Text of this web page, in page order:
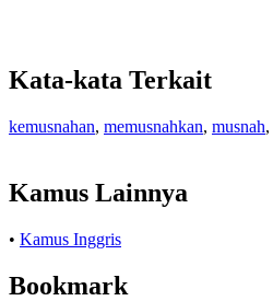
Kata-kata Terkait
kemusnahan, memusnahkan, musnah,
Kamus Lainnya
• Kamus Inggris
Bookmark